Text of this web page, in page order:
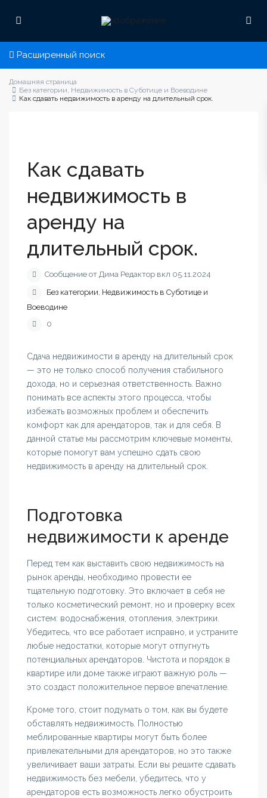
Расширенный поиск
Домашняя страница
Без категории, Недвижимость в Суботице и Воеводине
Как сдавать недвижимость в аренду на длительный срок.
Как сдавать
недвижимость в
аренду на
длительный срок.
Сообщение от Дима Редактор вкл 05.11.2024
Без категории, Недвижимость в Суботице и
Воеводине
0
Сдача недвижимости в аренду на длительный срок
— это не только способ получения стабильного
дохода, но и серьезная ответственность. Важно
понимать все аспекты этого процесса, чтобы
избежать возможных проблем и обеспечить
комфорт как для арендаторов, так и для себя. В
данной статье мы рассмотрим ключевые моменты,
которые помогут вам успешно сдать свою
недвижимость в аренду на длительный срок.
Подготовка
недвижимости к аренде
Перед тем как выставить свою недвижимость на
рынок аренды, необходимо провести ее
тщательную подготовку. Это включает в себя не
только косметический ремонт, но и проверку всех
систем: водоснабжения, отопления, электрики.
Убедитесь, что все работает исправно, и устраните
любые недостатки, которые могут отпугнуть
потенциальных арендаторов. Чистота и порядок в
квартире или доме также играют важную роль —
это создаст положительное первое впечатление.
Кроме того, стоит подумать о том, как вы будете
обставлять недвижимость. Полностью
меблированные квартиры могут быть более
привлекательными для арендаторов, но это также
увеличивает ваши затраты. Если вы решите сдавать
недвижимость без мебели, убедитесь, что у
арендаторов есть возможность легко обустроить